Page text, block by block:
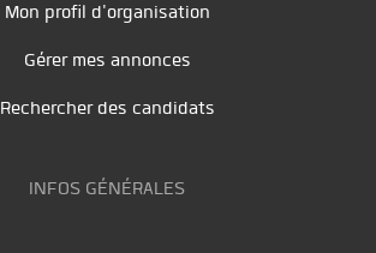
Mon profil d'organisation
Gérer mes annonces
Rechercher des candidats
INFOS GÉNÉRALES